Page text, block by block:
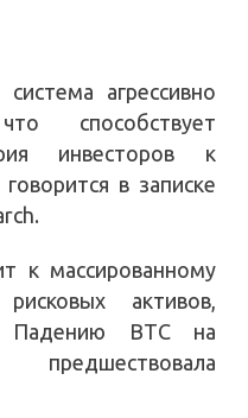
агрессивно
способствует
инвесторов к
в записке
к массированному
активов,
Падению BTC на